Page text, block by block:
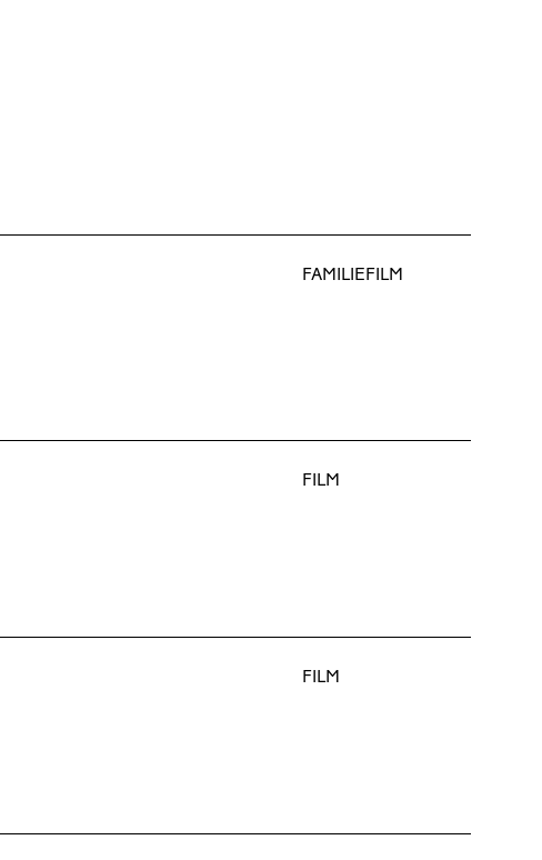
FAMILIEFILM
FILM
FILM